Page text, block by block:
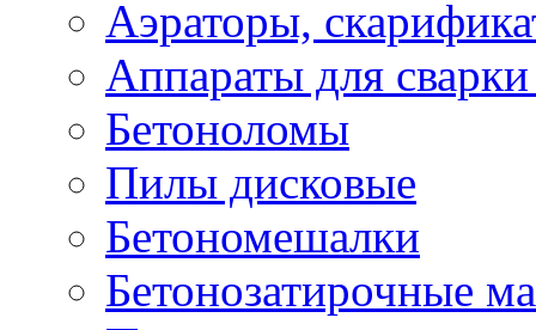
Аэраторы,
Аппараты для
Бетоноломы
Пилы дисковые
Бетономешалки
Бетонозатирочные